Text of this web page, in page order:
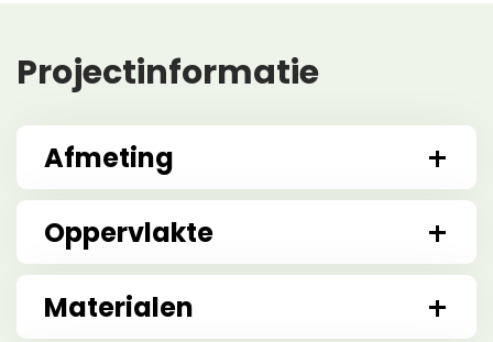
Projectinformatie
Afmeting
Oppervlakte
Materialen